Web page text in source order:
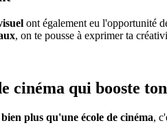
ont également eu l'opportunité
, on te pousse à exprimer ta
cinéma qui booste
bien plus qu'une école de cinéma,